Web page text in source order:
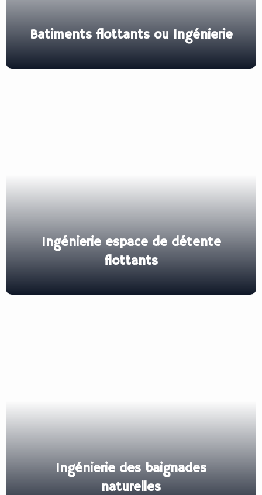
Batiments flottants ou Ingénierie
Ingénierie espace de détente
flottants
Ingénierie des baignades
naturelles